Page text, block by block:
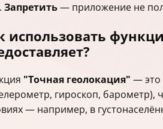
Запретить— приложение не
использовать
"Точная геолокация" — это
гироскоп,
— например, в